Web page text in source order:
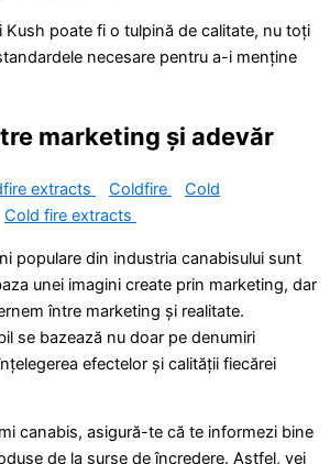
Kush poate fi o tulpină de calitate, nu toți
necesare pentru a-i menține
marketing și adevăr
extracts Coldfire
Cold
Cold fire extracts
populare din industria canabisului sunt
unei imagini create prin marketing, dar
între marketing și realitate.
se bazează nu doar pe denumiri
efectelor și calității fiecărei
canabis, asigură-te că te informezi bine
de la surse de încredere. Astfel, vei